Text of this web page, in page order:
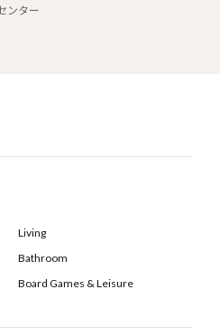
ンター
Living
Bathroom
Board Games & Leisure